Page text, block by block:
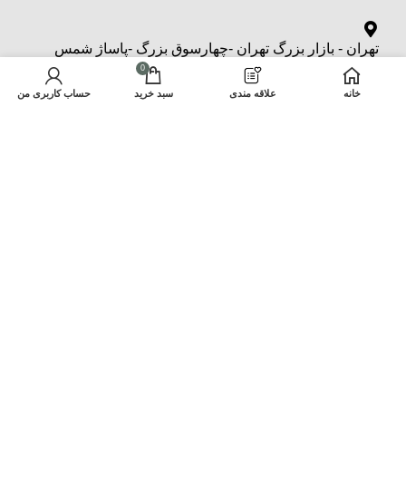
تهران - بازار بزرگ تهران -چهارسوق بزرگ -پاساژ شمس
تبریزی -طبقه منفی یک پلاک 6
خانه علاقه مندی
0
سبد خرید حساب کاربری من